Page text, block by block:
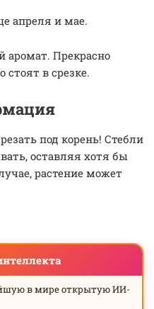
апреля и мае.
Прекрасно
стоят в срезке.
под корень! Стебли
оставляя хотя бы
растение может
в мире открытую ИИ-